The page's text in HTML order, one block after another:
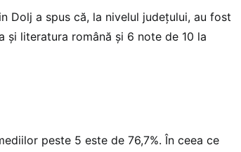
Dolj a spus că, la nivelul județului, au fost
și literatura română și 6 note de 10 la
peste 5 este de 76,7%. În ceea ce